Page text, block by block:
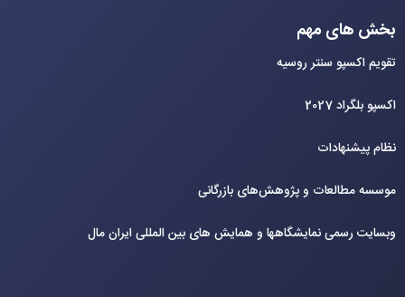
بخش های مهم
تقویم اکسپو سنتر روسیه
اکسپو بلگراد 2027
نظام پیشنهادات
موسسه مطالعات و پژوهش‌های بازرگانی
وبسایت رسمی نمایشگاهها و همایش های بین‌ المللی ایران مال